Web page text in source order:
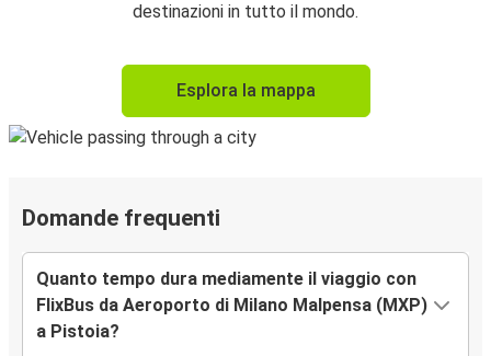
destinazioni in tutto il mondo.
Esplora la mappa
Domande frequenti
Quanto tempo dura mediamente il viaggio con
FlixBus da Aeroporto di Milano Malpensa (MXP)
a Pistoia?